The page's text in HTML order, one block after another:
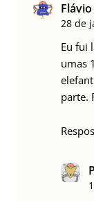
28 de
Eu fui
umas
parte.